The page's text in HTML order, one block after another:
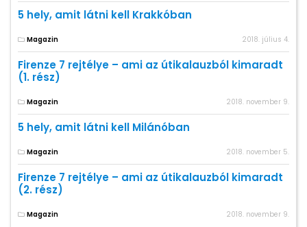
5 hely, amit látni kell Krakkóban
Magazin 2018. július 4.
Firenze 7 rejtélye – ami az útikalauzból kimaradt
(1. rész)
Magazin 2018. november 9.
5 hely, amit látni kell Milánóban
Magazin 2018. november 5.
Firenze 7 rejtélye – ami az útikalauzból kimaradt
(2. rész)
Magazin 2018. november 9.